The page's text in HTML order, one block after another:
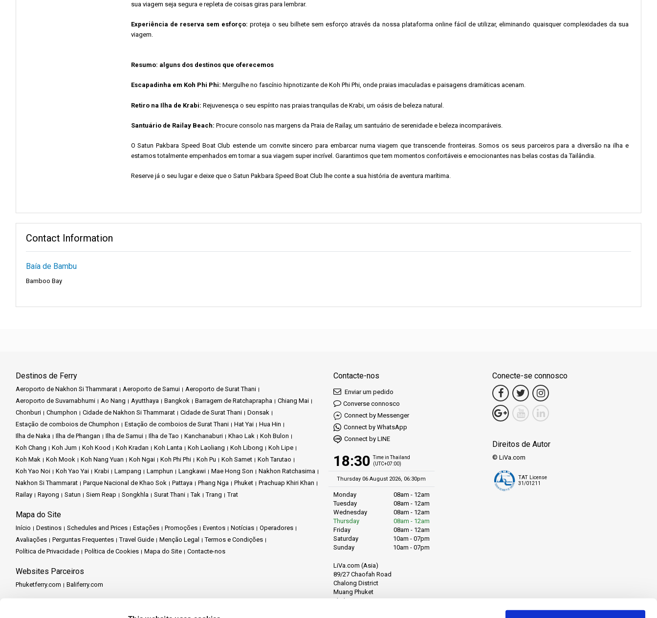
sua viagem seja segura e repleta de coisas giras para lembrar.
Experiência de reserva sem esforço: proteja o seu bilhete sem esforço através da nossa plataforma online fácil de utilizar, eliminando quaisquer complexidades da sua
viagem.
Resumo: alguns dos destinos que oferecemos
Escapadinha em Koh Phi Phi: Mergulhe no fascínio hipnotizante de Koh Phi Phi, onde praias imaculadas e paisagens dramáticas acenam.
Retiro na Ilha de Krabi: Rejuvenesça o seu espírito nas praias tranquilas de Krabi, um oásis de beleza natural.
Santuário de Railay Beach: Procure consolo nas margens da Praia de Railay, um santuário de serenidade e beleza incomparáveis.
O Satun Pakbara Speed ​​​​Boat Club estende um convite sincero para embarcar numa viagem que transcende fronteiras. Somos os seus parceiros para a diversão na ilha e
estamos totalmente empenhados em tornar a sua viagem super incrível. Garantimos que tem momentos confortáveis ​​e emocionantes nas belas costas da Tailândia.
Reserve já o seu lugar e deixe que o Satun Pakbara Speed ​​​​Boat Club lhe conte a sua história de aventura marítima.
Contact Information
Baía de Bambu
Bamboo Bay
Destinos de Ferry
Aeroporto de Nakhon Si Thammarat Aeroporto de Samui
Aeroporto de Surat Thani
Aeroporto de Suvarnabhumi
Ao Nang Ayutthaya Bangkok Barragem de Ratchaprapha
Chiang Mai
Chonburi
Chumphon Cidade de Nakhon Si Thammarat Cidade de Surat Thani
Donsak
Estação de comboios de Chumphon
Estação de comboios de Surat Thani Hat Yai
Hua Hin
Ilha de Naka
Ilha de Phangan Ilha de Samui Ilha de Tao Kanchanaburi Khao Lak
Koh Bulon
Koh Chang
Koh Jum Koh Kood Koh Kradan Koh Lanta Koh Laoliang Koh Libong
Koh Lipe
Koh Mak
Koh Mook Koh Nang Yuan Koh Ngai Koh Phi Phi Koh Pu Koh Samet
Koh Tarutao
Koh Yao Noi
Koh Yao Yai Krabi Lampang Lamphun Langkawi Mae Hong Son
Nakhon Ratchasima
Nakhon Si Thammarat
Parque Nacional de Khao Sok Pattaya Phang Nga Phuket
Prachuap Khiri Khan
Railay
Rayong Satun Siem Reap Songkhla Surat Thani Tak Trang Trat
Mapa do Site
Início Destinos Schedules and Prices Estações Promoções Eventos Notícias
Operadores
Avaliações
Perguntas Frequentes Travel Guide Menção Legal
Termos e Condições
Política de Privacidade
Política de Cookies Mapa do Site Contacte-nos
Websites Parceiros
Phuketferry.com Baliferry.com
Contacte-nos
Enviar um pedido
Converse connosco
Connect by Messenger
Connect by WhatsApp
Connect by LINE
18:30 Time in Thailand
(UTC+07:00)
Thursday 06 August 2026, 06:30pm
Monday
08am - 12am
Tuesday
08am - 12am
Wednesday
08am - 12am
Thursday
08am - 12am
Friday
08am - 12am
Saturday
10am - 07pm
Sunday
10am - 07pm
LiVa.com (Asia)
89/27 Chaofah Road
Chalong District
Muang Phuket
Phuket Province
Conecte-se connosco
Direitos de Autor
© LiVa.com
TAT License
31/01211